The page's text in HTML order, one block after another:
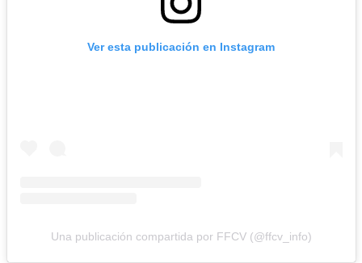
Ver esta publicación en Instagram
Una publicación compartida por FFCV (@ffcv_info)